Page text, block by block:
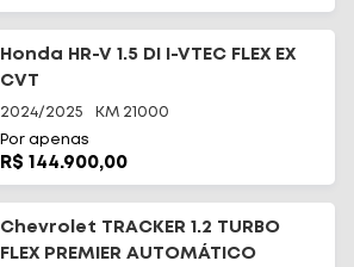
Honda HR-V 1.5 DI I-VTEC FLEX EX
CVT
2024/2025 KM 21000
Por apenas
R$ 144.900,00
Chevrolet TRACKER 1.2 TURBO
FLEX PREMIER AUTOMÁTICO